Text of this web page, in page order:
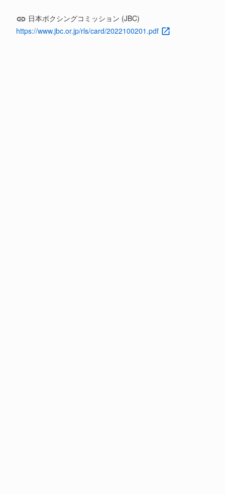
日本ボクシングコミッション (JBC)
https://www.jbc.or.jp/rls/card/2022100201.pdf